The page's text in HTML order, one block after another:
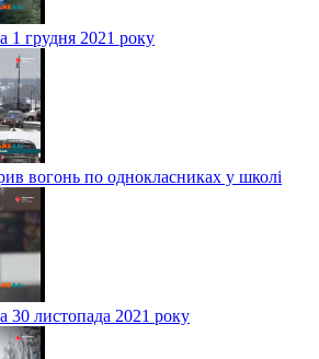
1 грудня 2021 року
вогонь по однокласниках у школі
30 листопада 2021 року